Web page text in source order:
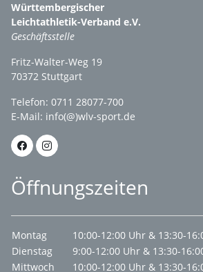
Württembergischer
Leichtathletik-Verband e.V.
Geschäftsstelle
Fritz-Walter-Weg 19
70372 Stuttgart
Telefon: 0711 28077-700
E-Mail: info(@)wlv-sport.de
Öffnungszeiten
Montag
10:00-12:00 Uhr & 13:30-
Dienstag
9:00-12:00 Uhr & 13:30-
Mittwoch
10:00-12:00 Uhr & 13:30-